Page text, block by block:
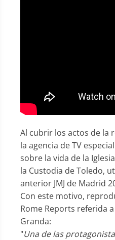
Al cubrir los actos de la
la agencia de TV
sobre la vida de la
la Custodia de Toledo,
anterior JMJ de Madrid
Con este motivo,
Rome Reports referida
Granda:
"Una de las